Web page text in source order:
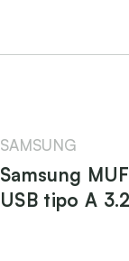
SAMSUNG
Samsung
USB tipo A